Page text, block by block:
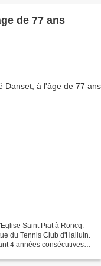
de 77 ans
Saint Piat à Roncq.
du Tennis Club d'Halluin.
4 années consécutives